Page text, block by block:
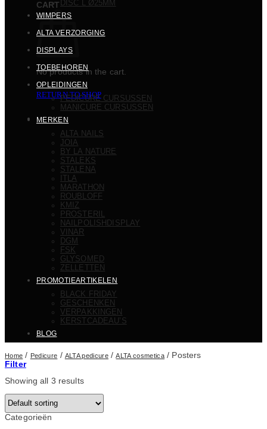
CART
No products in the cart.
RETURN TO SHOP
DISC L Ø25MM
WIMPERS
ALTA VERZORGING
DISPLAYS
TOEBEHOREN
OPLEIDINGEN
PEDICURE CURSUSSEN
MANICURE CURSUSSEN
MERKEN
ALTA NAILS
JOIA
BY LA NATURE
STALEKS
STALENA
ITLA
MARATHON
ROUBLOFF
KMIZ
PROSTERIL
NAILPOLISHDISPLAY
VINAR
DGM
FSK
GLYSOMED
ZELLETTEN
PROMOTIEARTIKELEN
BLACK FRIDAY
GESCHENKEN
VERPAKKINGEN
KERSTCADEAU’S
BLOG
Home / Pedicure / ALTA pedicure / ALTA cosmetica / Posters
Filter
Showing all 3 results
Categorieën